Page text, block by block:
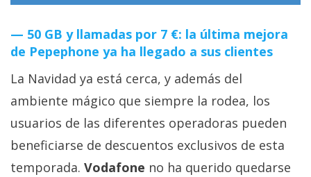
operativos
Profesional
+
temas
50 GB y llamadas por 7 €: la última mejora
de Pepephone ya ha llegado a sus clientes
La Navidad ya está cerca, y además del
ambiente mágico que siempre la rodea, los
usuarios de las diferentes operadoras pueden
beneficiarse de descuentos exclusivos de esta
temporada. Vodafone no ha querido quedarse